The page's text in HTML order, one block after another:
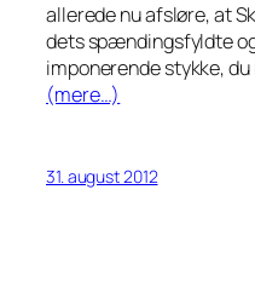
allerede nu afsløre, at
dets spændingsfyldte
imponerende stykke,
(mere…)
31. august 2012